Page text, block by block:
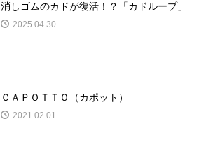
消しゴムのカドが復活！？「カドループ」
2025.04.30
ＣＡＰＯＴＴＯ（カポット）
2021.02.01